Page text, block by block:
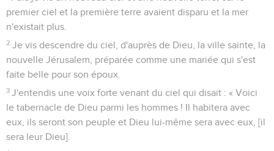
premier ciel et la première terre avaient disparu et la mer
n'existait plus.
2 Je vis descendre du ciel, d'auprès de Dieu, la ville sainte, la
nouvelle Jérusalem, préparée comme une mariée qui s'est
faite belle pour son époux.
3 J'entendis une voix forte venant du ciel qui disait : « Voici
le tabernacle de Dieu parmi les hommes ! Il habitera avec
eux, ils seront son peuple et Dieu lui-même sera avec eux, [il
sera leur Dieu].